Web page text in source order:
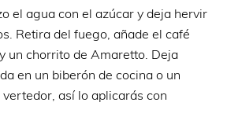
el agua con el azúcar y deja hervir
Retira del fuego, añade el café
un chorrito de Amaretto. Deja
en un biberón de cocina o un
así lo aplicarás con